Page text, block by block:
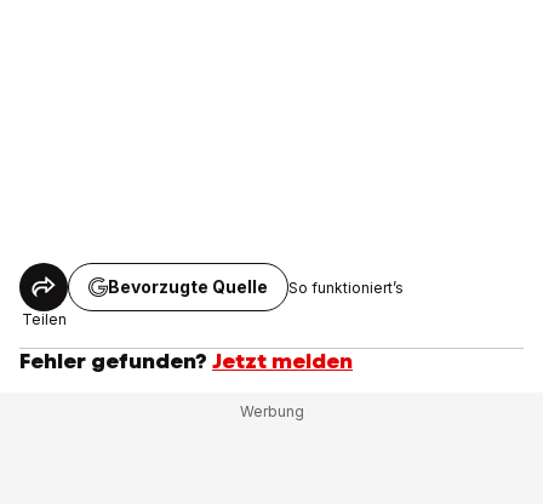
Teilen
Bevorzugte Quelle So funktioniert’s
Fehler gefunden? Jetzt melden